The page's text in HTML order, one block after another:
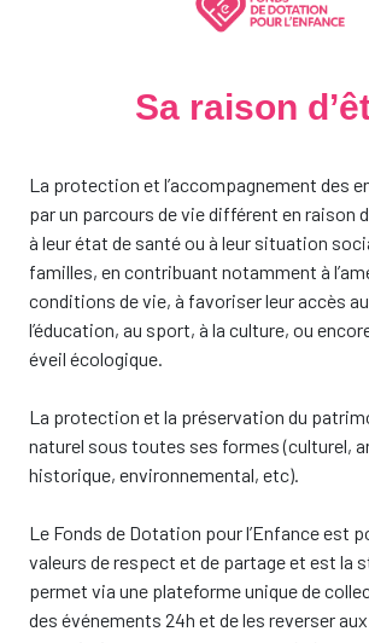
Sa raison
La protection et l’accompagnement des
par un parcours de vie différent en raison
à leur état de santé ou à leur situation
familles, en contribuant notamment à
conditions de vie, à favoriser leur accès
l’éducation, au sport, à la culture, ou
éveil écologique.
La protection et la préservation du
naturel sous toutes ses formes (culturel,
historique, environnemental, etc).
Le Fonds de Dotation pour l’Enfance est
valeurs de respect et de partage et est la
permet via une plateforme unique de
des événements 24h et de les reverser